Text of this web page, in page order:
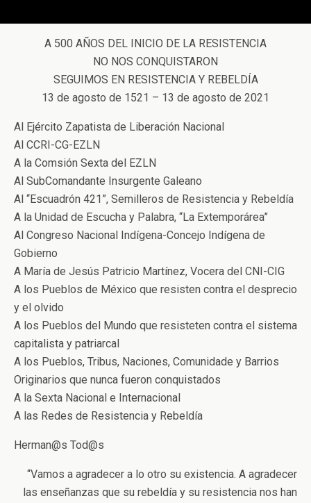
A 500 AÑOS DEL INICIO DE LA RESISTENCIA
NO NOS CONQUISTARON
SEGUIMOS EN RESISTENCIA Y REBELDÍA
13 de agosto de 1521 – 13 de agosto de 2021
Al Ejército Zapatista de Liberación Nacional
Al CCRI-CG-EZLN
A la Comsión Sexta del EZLN
Al SubComandante Insurgente Galeano
Al “Escuadrón 421”, Semilleros de Resistencia y Rebeldía
A la Unidad de Escucha y Palabra, “La Extemporárea”
Al Congreso Nacional Indígena-Concejo Indígena de
Gobierno
A María de Jesús Patricio Martínez, Vocera del CNI-CIG
A los Pueblos de México que resisten contra el desprecio
y el olvido
A los Pueblos del Mundo que resisteten contra el sistema
capitalista y patriarcal
A los Pueblos, Tribus, Naciones, Comunidade y Barrios
Originarios que nunca fueron conquistados
A la Sexta Nacional e Internacional
A las Redes de Resistencia y Rebeldía
Herman@s Tod@s
“Vamos a agradecer a lo otro su existencia. A agradecer
las enseñanzas que su rebeldía y su resistencia nos han